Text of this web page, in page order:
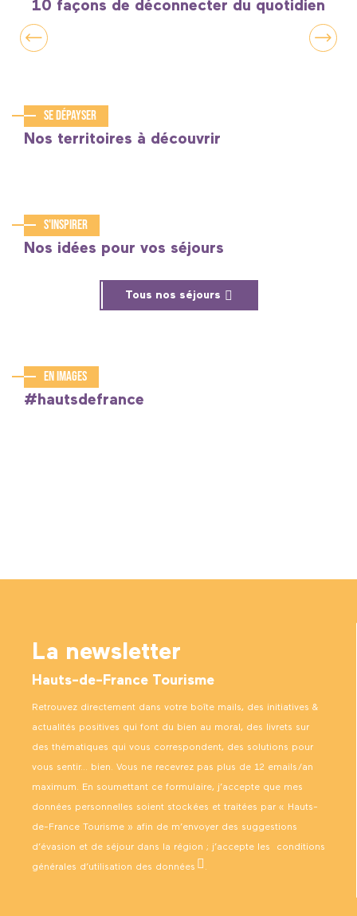
10 façons de déconnecter du quotidien
Se dépayser
Nos territoires à découvrir
S'inspirer
Nos idées pour vos séjours
Week-end Spa
Tous nos séjours
En images
#hautsdefrance
La newsletter
Hauts-de-France Tourisme
Retrouvez directement dans votre boîte mails, des initiatives &
actualités positives qui font du bien au moral, des livrets sur
des thématiques qui vous correspondent, des solutions pour
vous sentir… bien. Vous ne recevrez pas plus de 12 emails/an
maximum. En soumettant ce formulaire, j’accepte que mes
données personnelles soient stockées et traitées par « Hauts-
de-France Tourisme » afin de m’envoyer des suggestions
d’évasion et de séjour dans la région ; j’accepte les conditions
générales d’utilisation des données .